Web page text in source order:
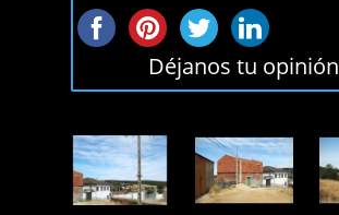
Déjanos tu opinión